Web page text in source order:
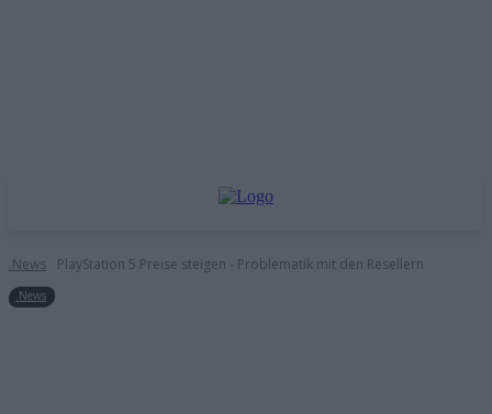
.News PlayStation 5 Preise steigen - Problematik mit den Resellern
.News